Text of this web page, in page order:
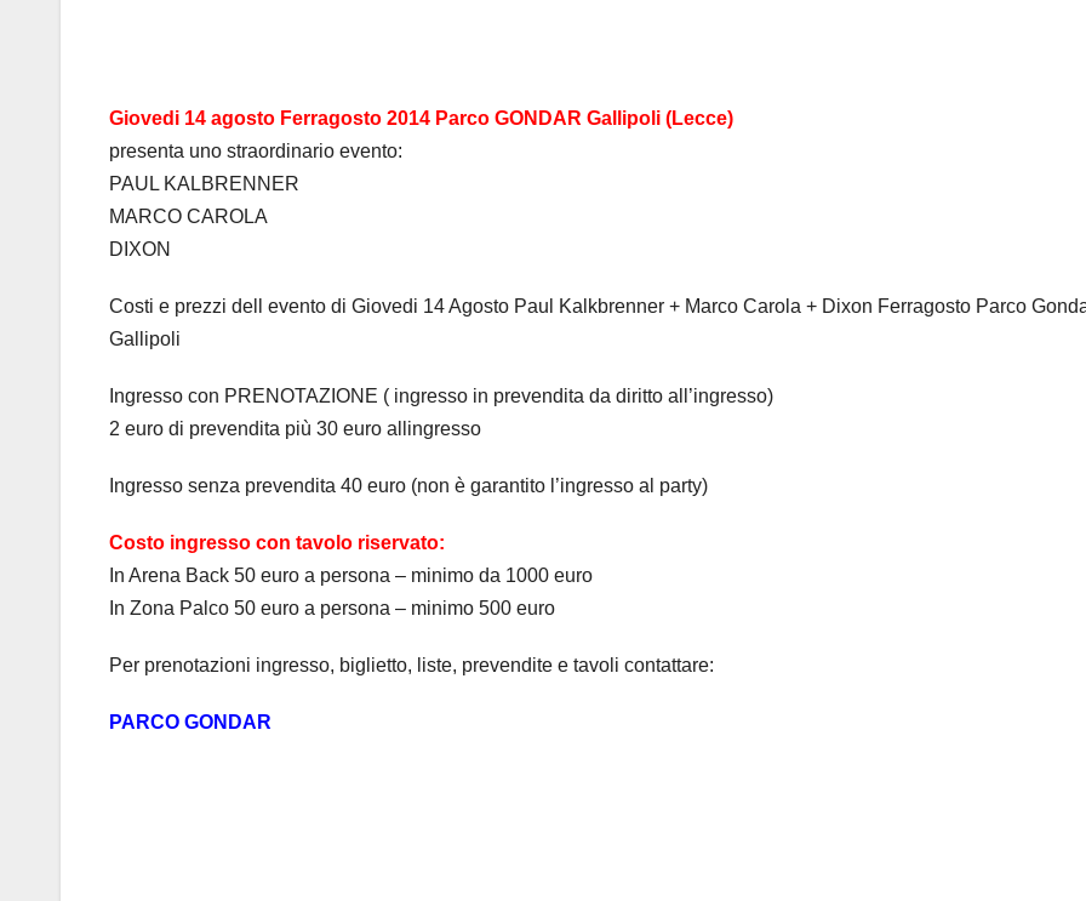
Giovedi 14 agosto Ferragosto 2014 Parco GONDAR Gallipoli (Lecce)
presenta uno straordinario evento:
PAUL KALBRENNER
MARCO CAROLA
DIXON
Costi e prezzi dell evento di Giovedi 14 Agosto Paul Kalkbrenner + Marco Carola + Dixon Ferragosto Parco
Gallipoli
Ingresso con PRENOTAZIONE ( ingresso in prevendita da diritto all’ingresso)
2 euro di prevendita più 30 euro allingresso
Ingresso senza prevendita 40 euro (non è garantito l’ingresso al party)
Costo ingresso con tavolo riservato:
In Arena Back 50 euro a persona – minimo da 1000 euro
In Zona Palco 50 euro a persona – minimo 500 euro
Per prenotazioni ingresso, biglietto, liste, prevendite e tavoli contattare:
PARCO GONDAR